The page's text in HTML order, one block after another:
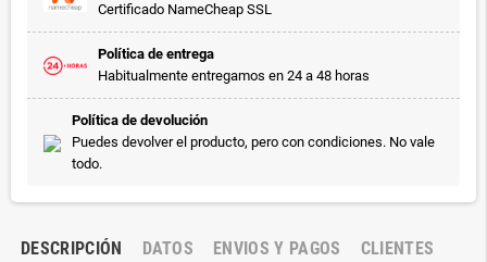
Certificado NameCheap SSL
Política de entrega
Habitualmente entregamos en 24 a 48 horas
Política de devolución
Puedes devolver el producto, pero con condiciones. No vale
todo.
DESCRIPCIÓN DATOS ENVIOS Y PAGOS CLIENTES